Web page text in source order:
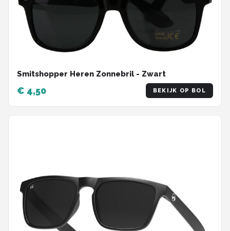
Smitshopper Heren Zonnebril - Zwart
€ 4,50 BEKIJK OP BOL